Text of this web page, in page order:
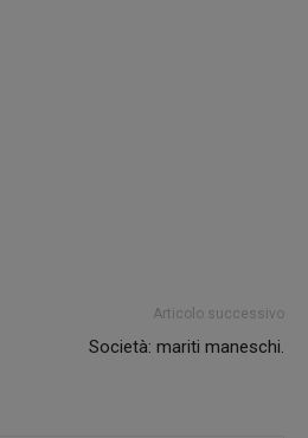
Articolo successivo
Società: mariti maneschi.